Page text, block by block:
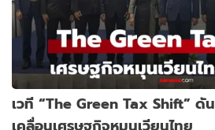
เวที “The Green Tax Shift” ดั
เคลื่อนเศรษฐกิจหมุนเวียนไทย